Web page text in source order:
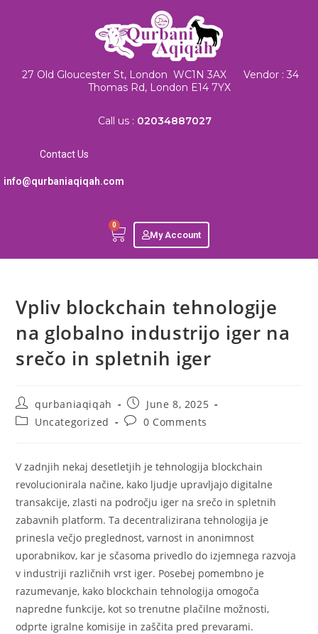
27 Old Gloucester St, London WC1N 3AX Vendor : 34
Thomas Rd, London E14 7YX
Call us : 02034887027
Contact Us
info@qurbaniaqiqah.com
0
My Account
Vpliv blockchain tehnologije
na globalno industrijo iger na
srečo in spletnih iger
qurbaniaqiqah
June 8, 2025
Uncategorized
0 Comments
V zadnjih nekaj desetletjih je tehnologija blockchain
revolucionirala načine, kako ljudje upravljajo digitalne
transakcije, zlasti na področju iger na srečo in spletnih
zabavnih platform. Ta decentralizirana tehnologija je
prinesla večjo preglednost, varnost in anonimnost
uporabnikov, kar je sčasoma privedlo do izjemnega razvoja
v industriji različnih vrst iger. Posebej pomembno je
razumevanje, kako blockchain tehnologija omogoča
napredne funkcije, kot so trenutne plačilne možnosti,
odprte igralne komisije in zaščita pred prevarami.